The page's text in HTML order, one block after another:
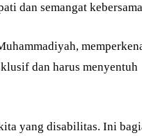
dan semangat
dan harus menyentuh
yang disabilitas. Ini